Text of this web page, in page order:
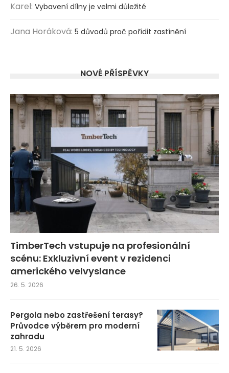
Karel: Vybavení dílny je velmi důležité
Jana Horáková: 5 důvodů proč pořídit zastínění
NOVÉ PŘÍSPĚVKY
TimberTech vstupuje na profesionální
scénu: Exkluzivní event v rezidenci
amerického velvyslance
26. 5. 2026
Pergola nebo zastřešení terasy?
Průvodce výběrem pro moderní
zahradu
21. 5. 2026